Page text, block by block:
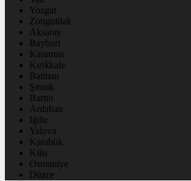
Yozgat
Zonguldak
Aksaray
Bayburt
Karaman
Kırıkkale
Batman
Şırnak
Bartın
Ardahan
Iğdır
Yalova
Karabük
Kilis
Osmaniye
Düzce